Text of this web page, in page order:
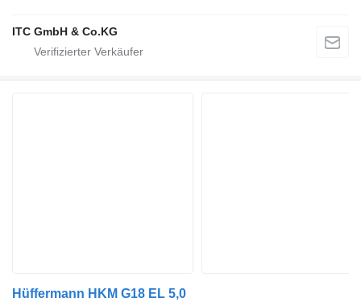
ITC GmbH & Co.KG
Hüffermann HKM G18 EL 5,0